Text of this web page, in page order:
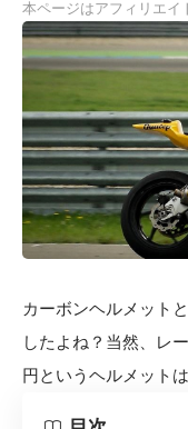
本ページはアフィリエイ
カーボンヘルメット
したよね？当然、レ
円というヘルメット